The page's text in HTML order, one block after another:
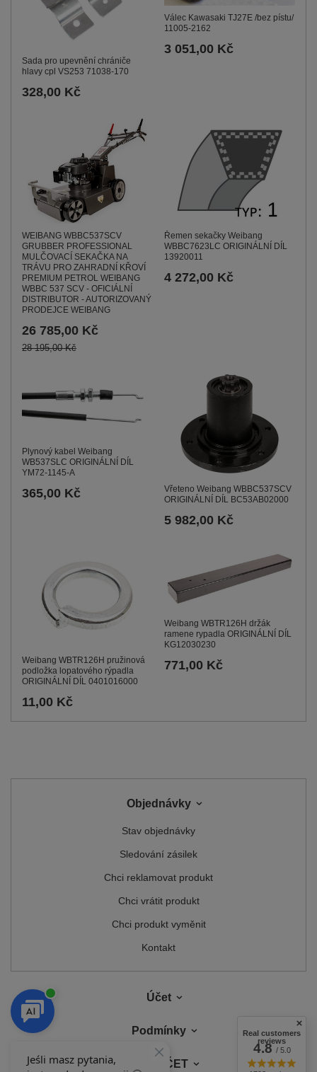
Sada pro upevnění chrániče
hlavy cpl VS253 71038-170
328,00 Kč
Válec Kawasaki TJ27E /bez pístu/
11005-2162
3 051,00 Kč
WEIBANG WBBC537SCV
GRUBBER PROFESSIONAL
MULČOVACÍ SEKAČKA NA
TRÁVU PRO ZAHRADNÍ KŘOVÍ
PREMIUM PETROL WEIBANG
WBBC 537 SCV - OFICIÁLNÍ
DISTRIBUTOR - AUTORIZOVANÝ
PRODEJCE WEIBANG
26 785,00 Kč
28 195,00 Kč
Řemen sekačky Weibang
WBBC7623LC ORIGINÁLNÍ DÍL
13920011
4 272,00 Kč
Plynový kabel Weibang
WB537SLC ORIGINÁLNÍ DÍL
YM72-1145-A
365,00 Kč
Vřeteno Weibang WBBC537SCV
ORIGINÁLNÍ DÍL BC53AB02000
5 982,00 Kč
Weibang WBTR126H pružinová
podložka lopatového rýpadla
ORIGINÁLNÍ DÍL 0401016000
11,00 Kč
Weibang WBTR126H držák
ramene rypadla ORIGINÁLNÍ DÍL
KG12030230
771,00 Kč
Objednávky
Stav objednávky
Sledování zásilek
Chci reklamovat produkt
Chci vrátit produkt
Chci produkt vyměnit
Kontakt
Účet
Podmínky
MŮJ ÚČET
Real customers
reviews
4.8/ 5.0